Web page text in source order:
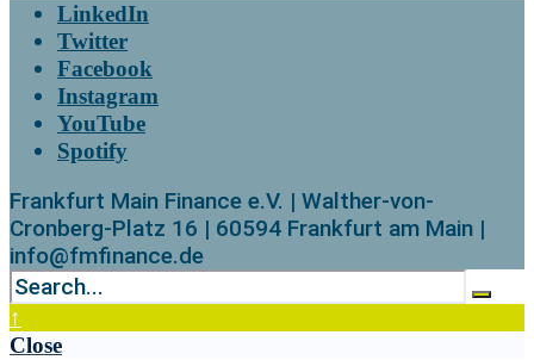
LinkedIn
Twitter
Facebook
Instagram
YouTube
Spotify
Frankfurt Main Finance e.V. | Walther-von-
Cronberg-Platz 16 | 60594 Frankfurt am Main |
info@fmfinance.de
↑
Close